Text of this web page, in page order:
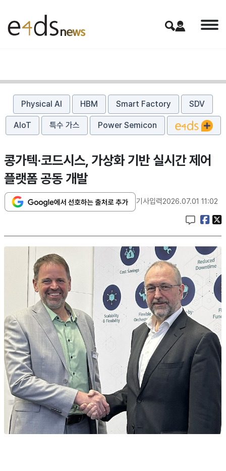
Physical AI HBM Smart Factory SDV
AIoT 특수 가스 Power Semicon
콩가텍·코드시스, 가상화 기반 실시간 제어
플랫폼 공동 개발
기사입력2026.07.01 11:02